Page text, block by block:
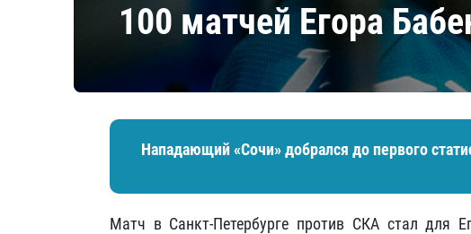
100 матчей Егора
Нападающий «Сочи» добрался до первого
Матч в Санкт-Петербурге против СКА стал для